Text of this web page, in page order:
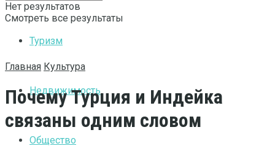
Туризм
Недвижимость
Общество
Нет результатов
Смотреть все результаты
Главная Культура
Почему Турция и Индейка
связаны одним словом